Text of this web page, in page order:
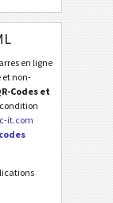
en ligne
et non-
Codes et
it.com